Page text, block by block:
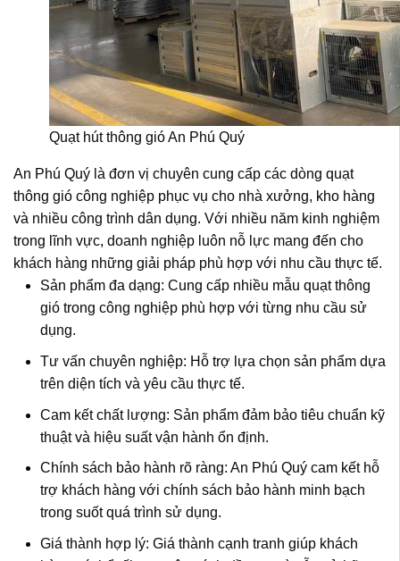
Quạt hút thông gió An Phú Quý
An Phú Quý là đơn vị chuyên cung cấp các dòng quạt
thông gió công nghiệp phục vụ cho nhà xưởng, kho hàng
và nhiều công trình dân dụng. Với nhiều năm kinh nghiệm
trong lĩnh vực, doanh nghiệp luôn nỗ lực mang đến cho
khách hàng những giải pháp phù hợp với nhu cầu thực tế.
Sản phẩm đa dạng: Cung cấp nhiều mẫu quạt thông
gió trong công nghiệp phù hợp với từng nhu cầu sử
dụng.
Tư vấn chuyên nghiệp: Hỗ trợ lựa chọn sản phẩm dựa
trên diện tích và yêu cầu thực tế.
Cam kết chất lượng: Sản phẩm đảm bảo tiêu chuẩn kỹ
thuật và hiệu suất vận hành ổn định.
Chính sách bảo hành rõ ràng: An Phú Quý cam kết hỗ
trợ khách hàng với chính sách bảo hành minh bạch
trong suốt quá trình sử dụng.
Giá thành hợp lý: Giá thành cạnh tranh giúp khách